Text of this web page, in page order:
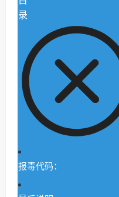
录
报毒代码：